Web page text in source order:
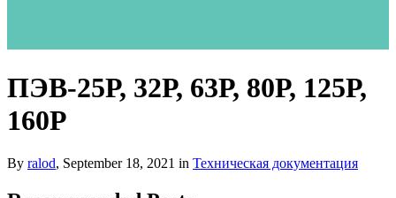
ПЭВ-25Р, 32Р, 63Р, 80Р, 125Р,
160Р
By ralod, September 18, 2021 in Техническая документация